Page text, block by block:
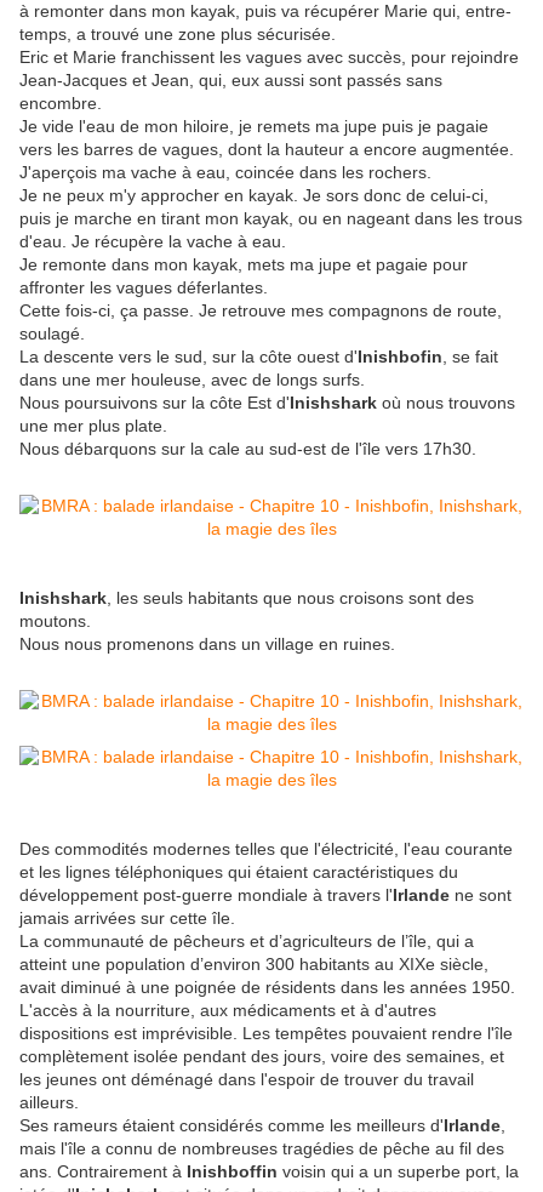
à remonter dans mon kayak, puis va récupérer Marie qui, entre-
temps, a trouvé une zone plus sécurisée.
Eric et Marie franchissent les vagues avec succès, pour rejoindre
Jean-Jacques et Jean, qui, eux aussi sont passés sans
encombre.
Je vide l'eau de mon hiloire, je remets ma jupe puis je pagaie
vers les barres de vagues, dont la hauteur a encore augmentée.
J'aperçois ma vache à eau, coincée dans les rochers.
Je ne peux m'y approcher en kayak. Je sors donc de celui-ci,
puis je marche en tirant mon kayak, ou en nageant dans les trous
d'eau. Je récupère la vache à eau.
Je remonte dans mon kayak, mets ma jupe et pagaie pour
affronter les vagues déferlantes.
Cette fois-ci, ça passe. Je retrouve mes compagnons de route,
soulagé.
La descente vers le sud, sur la côte ouest d'Inishbofin , se fait
dans une mer houleuse, avec de longs surfs.
Nous poursuivons sur la côte Est d'Inishshark où nous trouvons
une mer plus plate.
Nous débarquons sur la cale au sud-est de l'île vers 17h30.
Inishshark , les seuls habitants que nous croisons sont des
moutons.
Nous nous promenons dans un village en ruines.
Des commodités modernes telles que l'électricité, l'eau courante
et les lignes téléphoniques qui étaient caractéristiques du
développement post-guerre mondiale à travers l'Irlande ne sont
jamais arrivées sur cette île.
La communauté de pêcheurs et d’agriculteurs de l’île, qui a
atteint une population d’environ 300 habitants au XIXe siècle,
avait diminué à une poignée de résidents dans les années 1950.
L'accès à la nourriture, aux médicaments et à d'autres
dispositions est imprévisible. Les tempêtes pouvaient rendre l'île
complètement isolée pendant des jours, voire des semaines, et
les jeunes ont déménagé dans l'espoir de trouver du travail
ailleurs.
Ses rameurs étaient considérés comme les meilleurs d'Irlande
mais l'île a connu de nombreuses tragédies de pêche au fil des
ans. Contrairement à Inishboffin voisin qui a un superbe port, la